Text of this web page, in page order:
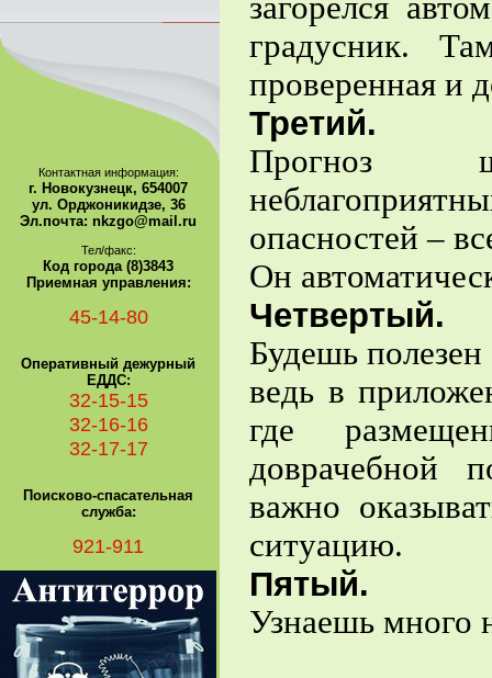
градусник.
проверенная и
Третий.
Прогноз
опасностей –
Он
Четвертый.
Будешь
ведь в
где
доврачебной
важно
ситуацию.
Пятый.
Узнаешь много
Контактная информация:
г. Новокузнецк, 654007
ул. Орджоникидзе, 36
Эл.почта: nkzgo@mail.ru
Тел/факс:
Код города (8)3843
Приемная управления:
45-14-80
Оперативный дежурный
ЕДДС:
32-15-15
32-16-16
32-17-17
Поисково-спасательная
служба:
921-911